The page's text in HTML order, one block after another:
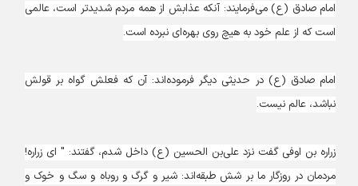
امام صادق (ع) می‌فرمایند: آنکه عذابش از همه مردم شدیدتر است، عالمی
است که از علم خود به هیچ روی بهره‌ای نبرده است.
امام صادق (ع) در حدیثی دیگر فرموده‌اند: آن که فعلش گواه بر قولش
نباشد، عالم نیست.
زراره بن اوفی گفت نزد علی‌بن الحسین (ع) داخل شدم، گفتند: " ای زراره!
مردمان در روزگار ما بر شش طبقه‌اند: شیر و گرگ و روباه و سگ و خوک و